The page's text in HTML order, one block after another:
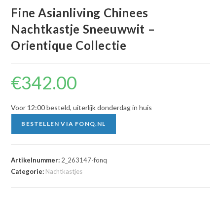
Fine Asianliving Chinees
Nachtkastje Sneeuwwit –
Orientique Collectie
€342.00
Voor 12:00 besteld, uiterlijk donderdag in huis
BESTELLEN VIA FONQ.NL
Artikelnummer: 2_263147-fonq
Categorie: Nachtkastjes